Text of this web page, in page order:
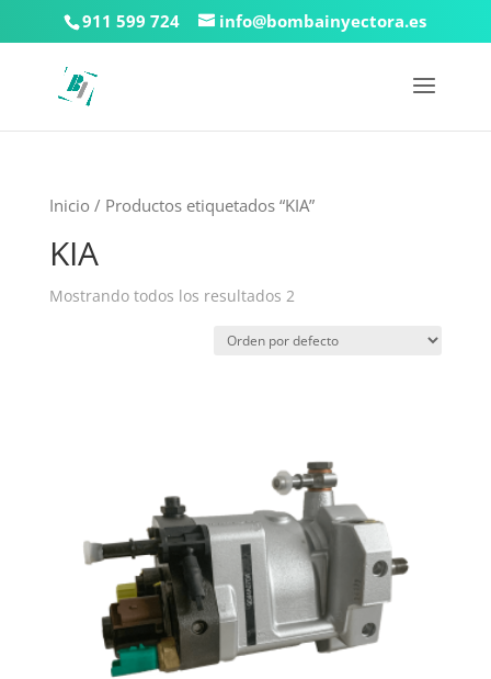
911 599 724 info@bombainyectora.es
Inicio / Productos etiquetados “KIA”
KIA
Mostrando todos los resultados 2